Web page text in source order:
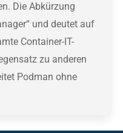
Die Abkürzung
und deutet auf
Container-IT-
zu anderen
Podman ohne